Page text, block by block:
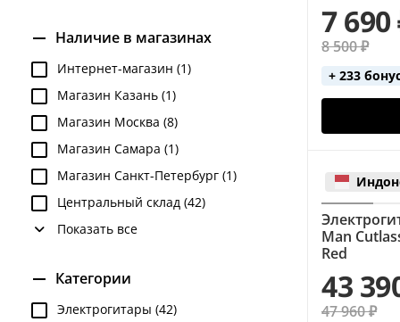
Наличие в магазинах
Интернет-магазин (1)
Магазин Казань (1)
Магазин Москва (8)
Магазин Самара (1)
Магазин Санкт-Петербург (1)
Центральный склад (42)
Показать все
Категории
Электрогитары (42)
7 690
8 500 ₽
+ 233
Man
Red
43
47 960 ₽